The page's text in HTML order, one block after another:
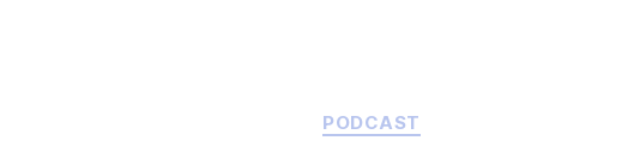
Kategorier
PODCAST